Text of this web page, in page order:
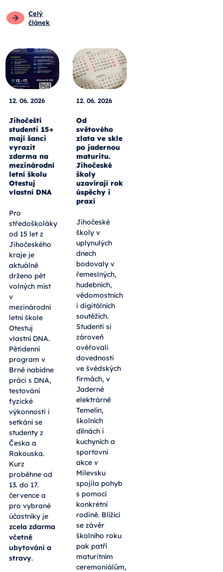
Celý
článek
12. 06. 2026
Jihočeští
studenti 15+
mají šanci
vyrazit
zdarma na
mezinárodní
letní školu
Otestuj
vlastní DNA
Pro
středoškoláky
od 15 let z
Jihočeského
kraje je
aktuálně
drženo pět
volných míst
v
mezinárodní
letní škole
Otestuj
vlastní DNA.
Pětidenní
program v
Brně nabídne
práci s DNA,
testování
fyzické
výkonnosti i
setkání se
studenty z
Česka a
Rakouska.
Kurz
proběhne od
13. do 17.
července a
pro vybrané
účastníky je
zcela zdarma
včetně
ubytování a
stravy.
12. 06. 2026
Od
světového
zlata ve skle
po jadernou
maturitu.
Jihočeské
školy
uzavírají rok
úspěchy i
praxí
Jihočeské
školy v
uplynulých
dnech
bodovaly v
řemeslných,
hudebních,
vědomostních
i digitálních
soutěžích.
Studenti si
zároveň
ověřovali
dovednosti
ve švédských
firmách, v
Jaderné
elektrárně
Temelín,
školních
dílnách i
kuchyních a
sportovní
akce v
Milevsku
spojila pohyb
s pomocí
konkrétní
rodině. Blížící
se závěr
školního roku
pak patří
maturitním
ceremoniálům,